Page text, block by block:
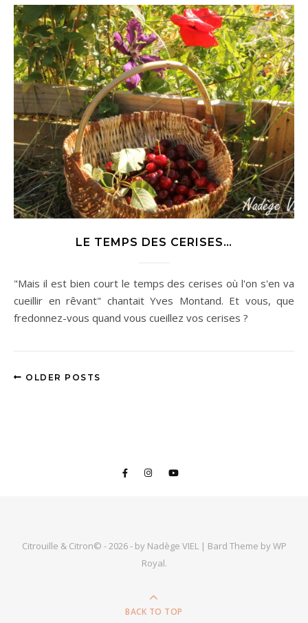
LE TEMPS DES CERISES…
"Mais il est bien court le temps des cerises où l'on s'en va
cueillir en rêvant" chantait Yves Montand. Et vous, que
fredonnez-vous quand vous cueillez vos cerises ?
OLDER POSTS
Citrouille & Citron© - 2026 - by Nadège VIEL | Bard Theme byWP
Royal.
BACK TO TOP